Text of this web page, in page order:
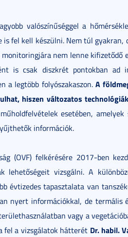
valószínűséggel a
is fel kell készülni. Nem túl
nem lenne kifizetődő
is csak diszkrét pontokban ad
a legtöbb folyószakaszon. A
hiszen változatos
esetében,
információk.
(OVF) felkérésére 2017-ben
lehetőségeit vizsgálni. A
évtizedes tapasztalata van
nyert információkkal, de termális
vagy a
fel a vizsgálatok hátterét Dr. habil.